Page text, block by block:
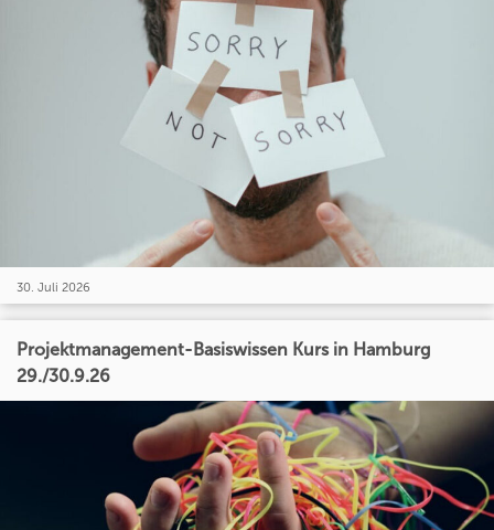
30. Juli 2026
Projektmanagement-Basiswissen Kurs in Hamburg
29./30.9.26